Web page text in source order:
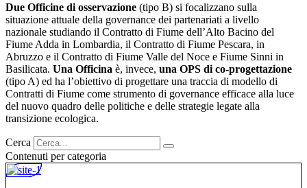
Due Officine di osservazione (tipo B) si focalizzano sulla
situazione attuale della governance dei partenariati a livello
nazionale studiando il Contratto di Fiume dell’Alto Bacino del
Fiume Adda in Lombardia, il Contratto di Fiume Pescara, in
Abruzzo e il Contratto di Fiume Valle del Noce e Fiume Sinni in
Basilicata. Una Officina è, invece, una OPS di co-progettazione
(tipo A) ed ha l’obiettivo di progettare una traccia di modello di
Contratti di Fiume come strumento di governance efficace alla luce
del nuovo quadro delle politiche e delle strategie legate alla
transizione ecologica.
Cerca
Contenuti per categoria